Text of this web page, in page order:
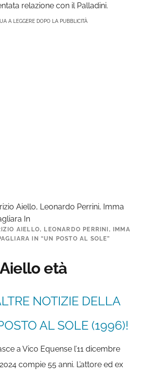
relazione con il Palladini.
A LEGGERE DOPO LA PUBBLICITÀ
AIELLO, LEONARDO PERRINI, IMMA
IN “UN POSTO AL SOLE”
età
NOTIZIE DELLA
AL SOLE (1996)!
a Vico Equense l’11 dicembre
compie 55 anni. L’attore ed ex